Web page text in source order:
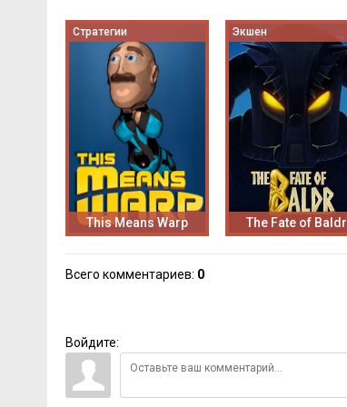
Стратегии
This Means Warp
Экшен
The Fate of Baldr
Всего комментариев: 0
Войдите: